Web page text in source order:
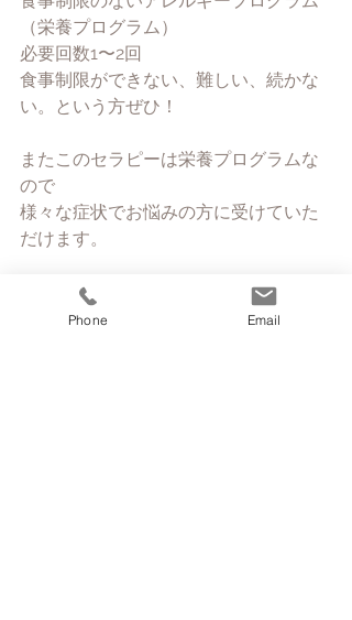
（栄養プログラム）
必要回数1〜2回
食事制限ができない、難しい、続かな
い。という方ぜひ！
またこのセラピーは栄養プログラムな
ので
様々な症状でお悩みの方に受けていた
だけます。
BICOMは完全ご予約制になります。
ご予約先Phone Email